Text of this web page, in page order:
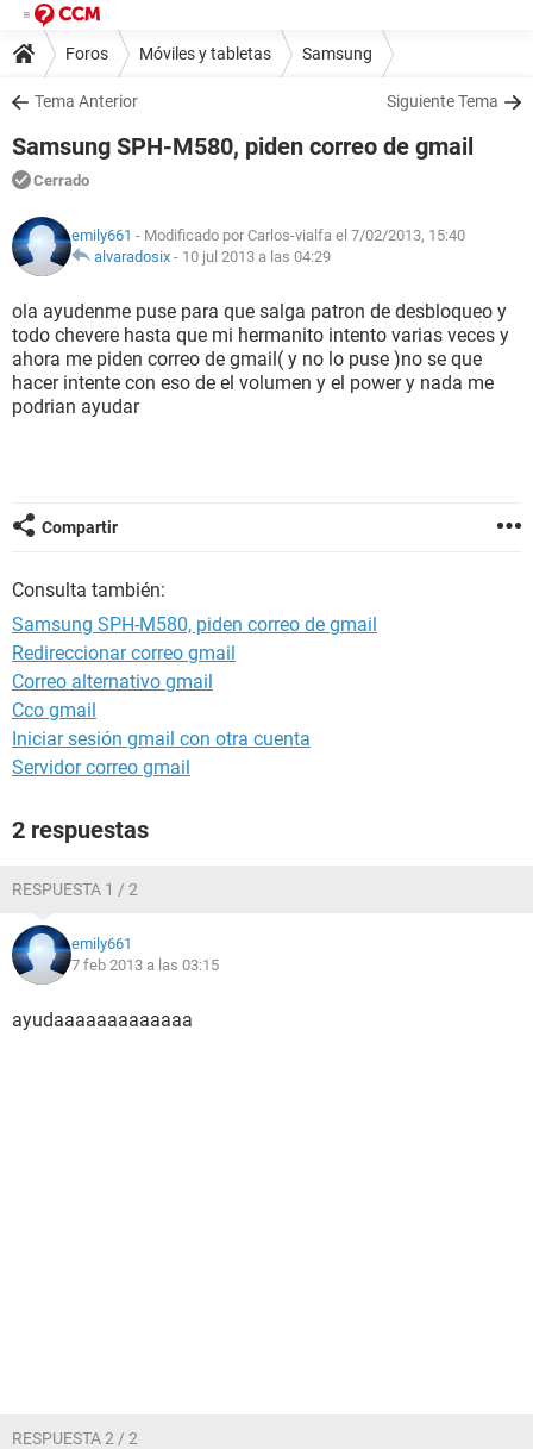
Foros Móviles y tabletas Samsung
Tema Anterior Siguiente Tema
Samsung SPH-M580, piden correo de gmail
Cerrado
emily661 - Modificado por Carlos-vialfa el 7/02/2013, 15:40
alvaradosix - 10 jul 2013 a las 04:29
ola ayudenme puse para que salga patron de desbloqueo y
todo chevere hasta que mi hermanito intento varias veces y
ahora me piden correo de gmail( y no lo puse )no se que
hacer intente con eso de el volumen y el power y nada me
podrian ayudar
Compartir
Consulta también:
Samsung SPH-M580, piden correo de gmail
Redireccionar correo gmail
Correo alternativo gmail
Cco gmail
Iniciar sesión gmail con otra cuenta
Servidor correo gmail
2 respuestas
RESPUESTA 1 / 2
emily661
7 feb 2013 a las 03:15
ayudaaaaaaaaaaaaa
RESPUESTA 2 / 2